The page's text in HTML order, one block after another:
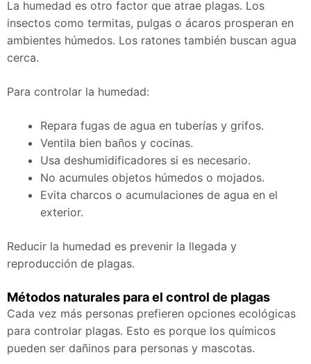
La humedad es otro factor que atrae plagas. Los
insectos como termitas, pulgas o ácaros prosperan en
ambientes húmedos. Los ratones también buscan agua
cerca.
Para controlar la humedad:
Repara fugas de agua en tuberías y grifos.
Ventila bien baños y cocinas.
Usa deshumidificadores si es necesario.
No acumules objetos húmedos o mojados.
Evita charcos o acumulaciones de agua en el
exterior.
Reducir la humedad es prevenir la llegada y
reproducción de plagas.
Métodos naturales para el control de plagas
Cada vez más personas prefieren opciones ecológicas
para controlar plagas. Esto es porque los químicos
pueden ser dañinos para personas y mascotas.